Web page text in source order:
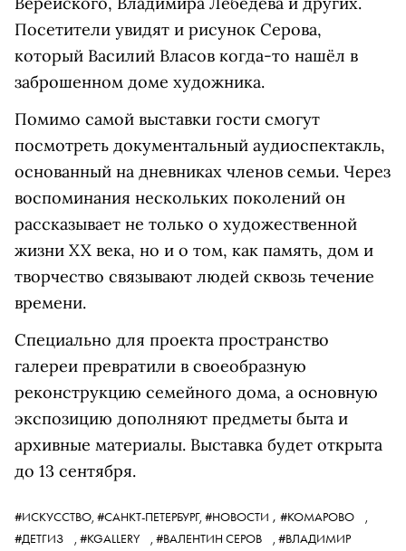
Посетители увидят и рисунок Серова,
который Василий Власов когда-то нашёл в
заброшенном доме художника.
Помимо самой выставки гости смогут
посмотреть документальный аудиоспектакль,
основанный на дневниках членов семьи. Через
воспоминания нескольких поколений он
рассказывает не только о художественной
жизни XX века, но и о том, как память, дом и
творчество связывают людей сквозь течение
времени.
Специально для проекта пространство
галереи превратили в своеобразную
реконструкцию семейного дома, а основную
экспозицию дополняют предметы быта и
архивные материалы. Выставка будет открыта
до 13 сентября.
#ИСКУССТВО, #САНКТ-ПЕТЕРБУРГ, #НОВОСТИ , #КОМАРОВО
,
#ДЕТГИЗ
, #KGALLERY , #ВАЛЕНТИН СЕРОВ , #ВЛАДИМИР